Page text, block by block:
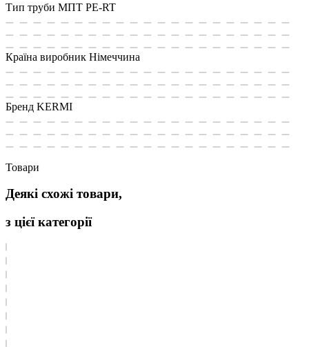
Тип труби МПТ PE-RT
Країна виробник Німеччина
Бренд KERMI
Товари
Деякі схожі товари,
з цієї категорії